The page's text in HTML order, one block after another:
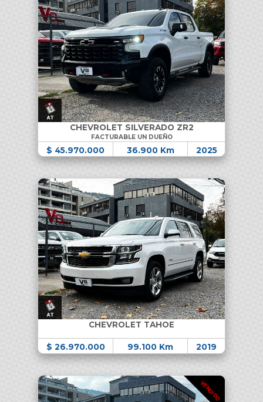
CHEVROLET SILVERADO ZR2
FACTURABLE UN DUEÑO
$ 45.970.000 36.900 Km 2025
CHEVROLET TAHOE
$ 26.970.000 99.100 Km 2019
VENDIDO